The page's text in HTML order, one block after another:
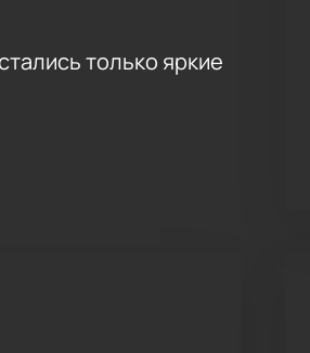
только яркие